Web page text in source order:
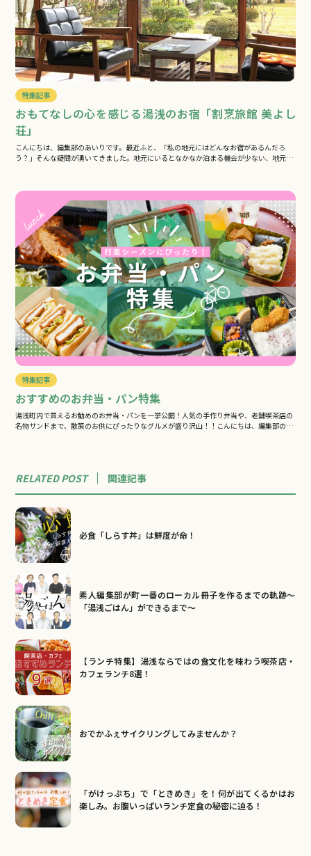
RELATED POST 関連記事
必食「しらす丼」は鮮度が命！
素人編集部が町一番のローカル冊子を作るまでの軌跡～
「湯浅ごはん」ができるまで～
【ランチ特集】湯浅ならではの食文化を味わう喫茶店・
カフェランチ8選！
おでかふぇサイクリングしてみませんか？
「がけっぷち」で「ときめき」を！何が出てくるかはお
楽しみ。お腹いっぱいランチ定食の秘密に迫る！
特集記事
おもてなしの心を感じる湯浅のお宿「割烹旅館 美よし
荘」
こんにちは、編集部のあいりです。最近ふと、「私の地元にはどんなお宿があるんだろ
う？」そんな疑問が湧いてきました。地元にいるとなかなか泊まる機会が少ない、地元の
特集記事
おすすめのお弁当・パン特集
湯浅町内で買えるお勧めのお弁当・パンを一挙公開！人気の手作り弁当や、老舗喫茶店の
名物サンドまで、散策のお供にぴったりなグルメが盛り沢山！！こんにちは、編集部の